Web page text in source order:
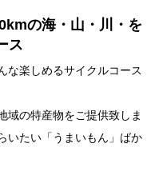
の海・山・川・を
ス
な楽しめるサイクルコース
域の特産物をご提供致しま
いたい「うまいもん」ばか